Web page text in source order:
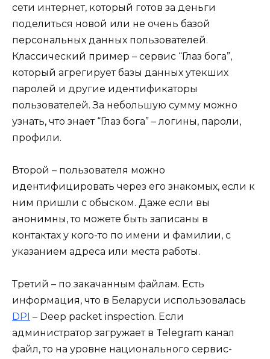
сети интернет, который готов за деньги
поделиться новой или не очень базой
персональных данных пользователей.
Классический пример – сервис “Глаз бога”,
который агрегирует базы данных утекших
паролей и другие идентификаторы
пользователей. За небольшую сумму можно
узнать, что знает “Глаз бога” – логины, пароли,
профили.
Второй – пользователя можно
идентифицировать через его знакомых, если к
ним пришли с обыском. Даже если вы
анонимны, то можете быть записаны в
контактах у кого-то по имени и фамилии, с
указанием адреса или места работы.
Третий – по закачанным файлам. Есть
информация, что в Беларуси использовалась
DPI – Deep packet inspection. Если
администратор загружает в Telegram канал
файл, то на уровне национального сервис-